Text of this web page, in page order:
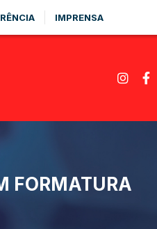
IMPRENSA
FORMATURA